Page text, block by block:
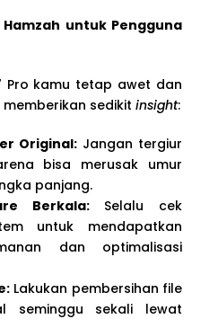
untuk Pengguna
Pro kamu tetap awet dan
sedikit insight:
Original: Jangan tergiur
bisa merusak umur
panjang.
Berkala:Selalu cek
untuk mendapatkan
dan optimalisasi
Lakukan pembersihan file
seminggu sekali lewat